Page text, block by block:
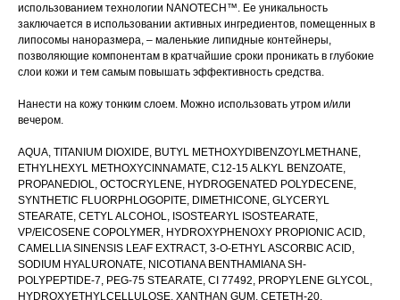
использованием технологии NANOTECH™. Ее уникальность
заключается в использовании активных ингредиентов, помещенных в
липосомы наноразмера, – маленькие липидные контейнеры,
позволяющие компонентам в кратчайшие сроки проникать в глубокие
слои кожи и тем самым повышать эффективность средства.
Нанести на кожу тонким слоем. Можно использовать утром и/или
вечером.
AQUA, TITANIUM DIOXIDE, BUTYL METHOXYDIBENZOYLMETHANE,
ETHYLHEXYL METHOXYCINNAMATE, C12-15 ALKYL BENZOATE,
PROPANEDIOL, OCTOCRYLENE, HYDROGENATED POLYDECENE,
SYNTHETIC FLUORPHLOGOPITE, DIMETHICONE, GLYCERYL
STEARATE, CETYL ALCOHOL, ISOSTEARYL ISOSTEARATE,
VP/EICOSENE COPOLYMER, HYDROXYPHENOXY PROPIONIC ACID,
CAMELLIA SINENSIS LEAF EXTRACT, 3-O-ETHYL ASCORBIC ACID,
SODIUM HYALURONATE, NICOTIANA BENTHAMIANA SH-
POLYPEPTIDE-7, PEG-75 STEARATE, CI 77492, PROPYLENE GLYCOL,
HYDROXYETHYLCELLULOSE, XANTHAN GUM, CETETH-20,